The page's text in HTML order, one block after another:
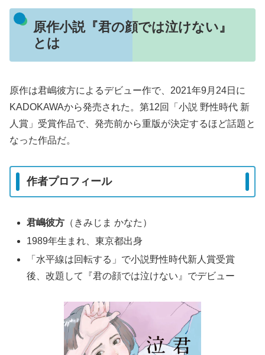
原作小説『君の顔では泣けない』
とは
原作は君嶋彼方によるデビュー作で、2021年9月24日に
KADOKAWAから発売された。第12回「小説 野性時代 新
人賞」受賞作品で、発売前から重版が決定するほど話題と
なった作品だ。
作者プロフィール
君嶋彼方 （きみじま かなた）
1989年生まれ、東京都出身
「水平線は回転する」で小説野性時代新人賞受賞
後、改題して『君の顔では泣けない』でデビュー